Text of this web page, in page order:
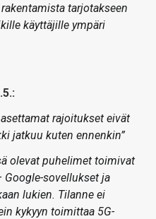
tarjotakseen
käyttäjille ympäri
rajoitukset eivät
jatkuu kuten ennenkin”
olevat puhelimet toimivat
sovellukset ja
lukien. Tilanne ei
kykyyn toimittaa 5G-